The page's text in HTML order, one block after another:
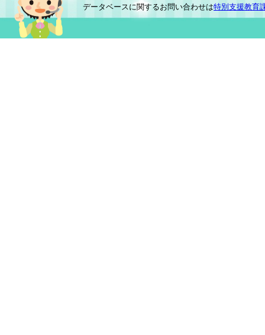
データベースに関するお問い合わせは特別支援教育